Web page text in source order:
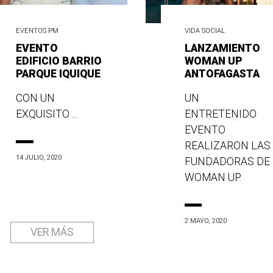
EVENTOS PM
EVENTO
EDIFICIO BARRIO
PARQUE IQUIQUE
CON UN
EXQUISITO ...
14 JULIO, 2020
VIDA SOCIAL
LANZAMIENTO
WOMAN UP
ANTOFAGASTA
UN
ENTRETENIDO
EVENTO
REALIZARON LAS
FUNDADORAS DE
WOMAN UP.
2 MAYO, 2020
VER MÁS